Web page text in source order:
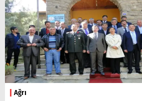
Ağrı